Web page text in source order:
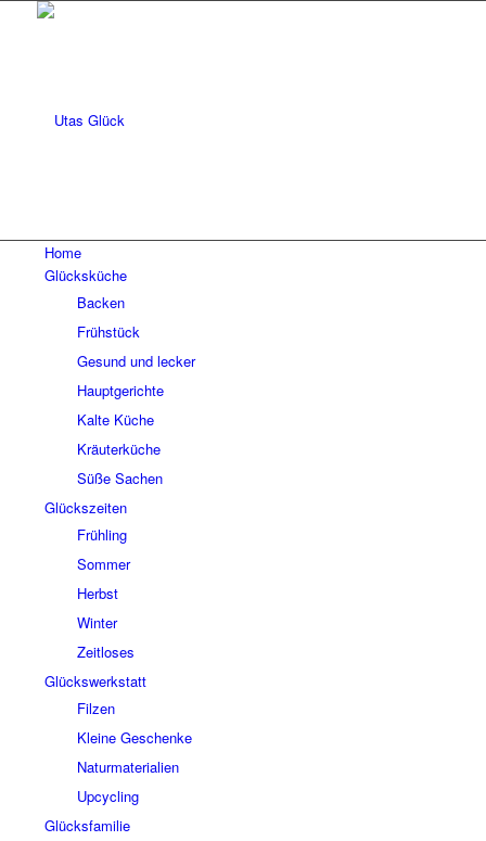
Home
Glücksküche
Backen
Frühstück
Gesund und lecker
Hauptgerichte
Kalte Küche
Kräuterküche
Süße Sachen
Glückszeiten
Frühling
Sommer
Herbst
Winter
Zeitloses
Glückswerkstatt
Filzen
Kleine Geschenke
Naturmaterialien
Upcycling
Glücksfamilie